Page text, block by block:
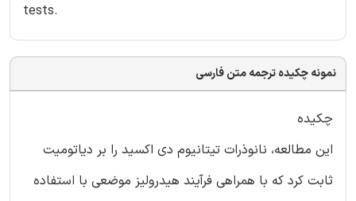
tests.
نمونه چکیده ترجمه متن فارسی
چکیده
این مطالعه، نانوذرات تیتانیوم دی اکسید را بر دیاتومیت
ثابت کرد که با همراهی فرآیند هیدرولیز موضعی با استفاده